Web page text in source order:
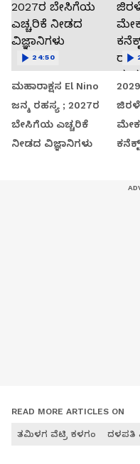
ಮಹಾರಾಕ್ಷಸ El Nino
ಜನ್ಮ ರಹಸ್ಯ ; 2027ರ
ಬೇಸಿಗೆಯ ಎಚ್ಚರಿಕೆ
ನೀಡದ ವಿಜ್ಞಾನಿಗಳು
24:50
READ MORE ARTICLES ON
ತಮಿಳಗ ವೆಟ್ರಿ ಕಳಗಂ